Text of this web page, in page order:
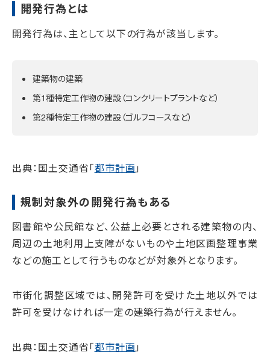
開発行為とは
開発行為は、主として以下の行為が該当します。
建築物の建築
第1種特定工作物の建設（コンクリートプラントなど）
第2種特定工作物の建設（ゴルフコースなど）
出典：国土交通省「都市計画 」
規制対象外の開発行為もある
図書館や公民館など、公益上必要とされる建築物の内、
周辺の土地利用上支障がないものや土地区画整理事業
などの施工として行うものなどが対象外となります。
市街化調整区域では、開発許可を受けた土地以外では
許可を受けなければ一定の建築行為が行えません。
出典：国土交通省「都市計画 」